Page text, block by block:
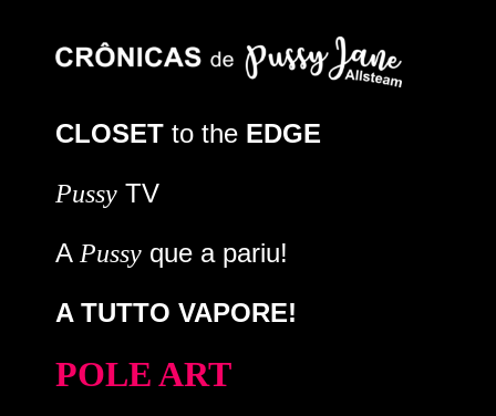
CLOSET to the EDGE
Pussy TV
A Pussy que a pariu!
A TUTTO VAPORE!
POLE ART